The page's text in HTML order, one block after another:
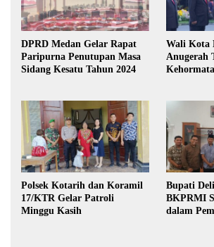
DPRD Medan Gelar Rapat
Paripurna Penutupan Masa
Sidang Kesatu Tahun 2024
Wali Kota
Anugerah
Polsek Kotarih dan Koramil
17/KTR Gelar Patroli
Minggu Kasih
Bupati
BKPRMI
dalam